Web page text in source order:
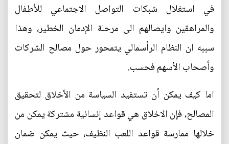
في استغلال شبكات التواصل الاجتماعي للأطفال
والمراهقين وايصالهم الى مرحلة الإدمان الخطير، وهذا
سببه ان النظام الرأسمالي يتمحور حول مصالح الشركات
وأصحاب الأسهم فحسب.
اما كيف يمكن أن تستفيد السياسة من الأخلاق لتحقيق
المصالح، فإن الاخلاق هي قواعد إنسانية مشتركة يمكن من
خلالها ممارسة قواعد اللعب النظيف، حيث يمكن ضمان